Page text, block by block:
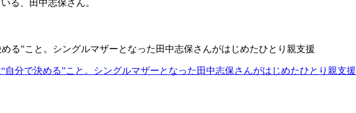
る、田中志保さん。
る”こと。シングルマザーとなった田中志保さんがはじめたひとり親支援
分で決める”こと。シングルマザーとなった田中志保さんがはじめたひとり親支援